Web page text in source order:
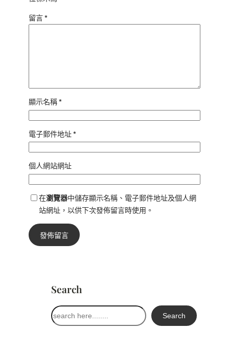
留言*
顯示名稱*
電子郵件地址*
個人網站網址
在瀏覽器中儲存顯示名稱、電子郵件地址及個人網
站網址，以供下次發佈留言時使用。
Search
搜
尋
Search